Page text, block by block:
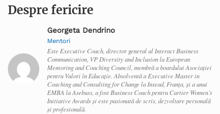
Despre fericire
Georgeta Dendrino
Mentori
Este Executive Coach, director general al Interact Business
Communication, VP Diversity and Inclusion la European
Mentoring and Coaching Council, membră a boardului Asociației
pentru Valori în Educație. Absolventă a Executive Master in
Coaching and Consulting for Change la Insead, Franța, și a unui
EMBA la Asebuss, a fost Business Coach pentru Cartier Women’s
Initiative Awards și este pasionată de scris, dezvoltare personală
și profesională.